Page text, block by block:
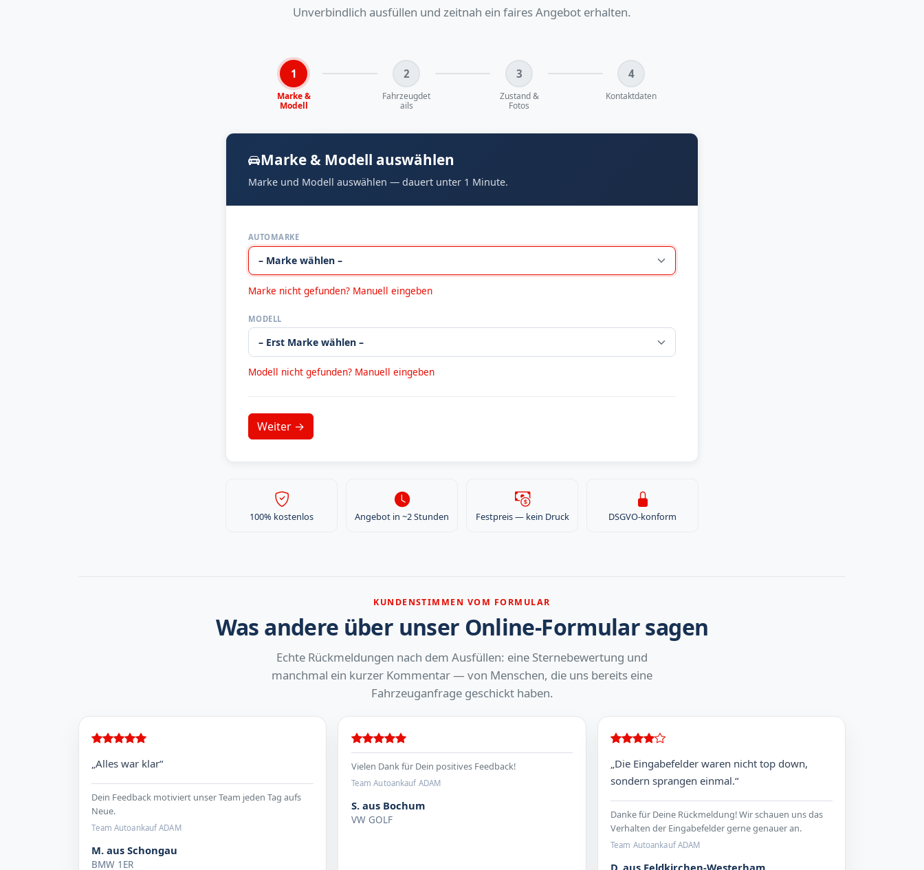
Unverbindlich ausfüllen und zeitnah ein faires Angebot erhalten.
1
Marke &
Modell
2
Fahrzeugdet
ails
3
Zustand &
Fotos
4
Kontaktdaten
Marke & Modell auswählen
Marke und Modell auswählen — dauert unter 1 Minute.
AUTOMARKE
Marke nicht gefunden? Manuell eingeben
MODELL
Modell nicht gefunden? Manuell eingeben
100% kostenlos Angebot in ~2 Stunden Festpreis — kein Druck DSGVO-konform
KUNDENSTIMMEN VOM FORMULAR
Was andere über unser Online-Formular sagen
Echte Rückmeldungen nach dem Ausfüllen: eine Sternebewertung und
manchmal ein kurzer Kommentar — von Menschen, die uns bereits eine
Fahrzeuganfrage geschickt haben.
„Alles war klar“
Dein Feedback motiviert unser Team jeden Tag aufs
Neue.
Team Autoankauf ADAM
M. aus Schongau
BMW 1ER
Vielen Dank für Dein positives Feedback!
Team Autoankauf ADAM
S. aus Bochum
VW GOLF
„Die Eingabefelder waren nicht top down,
sondern sprangen einmal.“
Danke für Deine Rückmeldung! Wir schauen uns das
Verhalten der Eingabefelder gerne genauer an.
Team Autoankauf ADAM